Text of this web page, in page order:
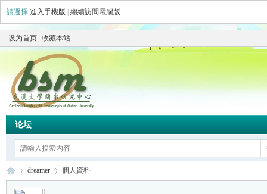
請選擇 進入手機版 繼續訪問電腦版
设为首页 收藏本站
论坛
dreamer 個人資料